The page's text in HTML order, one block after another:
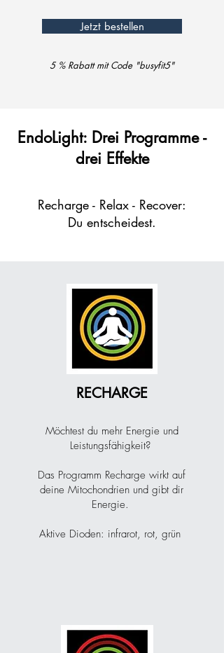
Jetzt bestellen
5 % Rabattmit Code "busyfit5"
EndoLight: Drei Programme -
drei Effekte
Recharge - Relax - Recover:
Du entscheidest.
1
RECHARGE
Möchtest du mehr Energie und
Leistungsfähigkeit?
Das Programm Recharge wirkt auf
deine Mitochondrien und gibt dir
Energie.
Aktive Dioden: infrarot, rot, grün